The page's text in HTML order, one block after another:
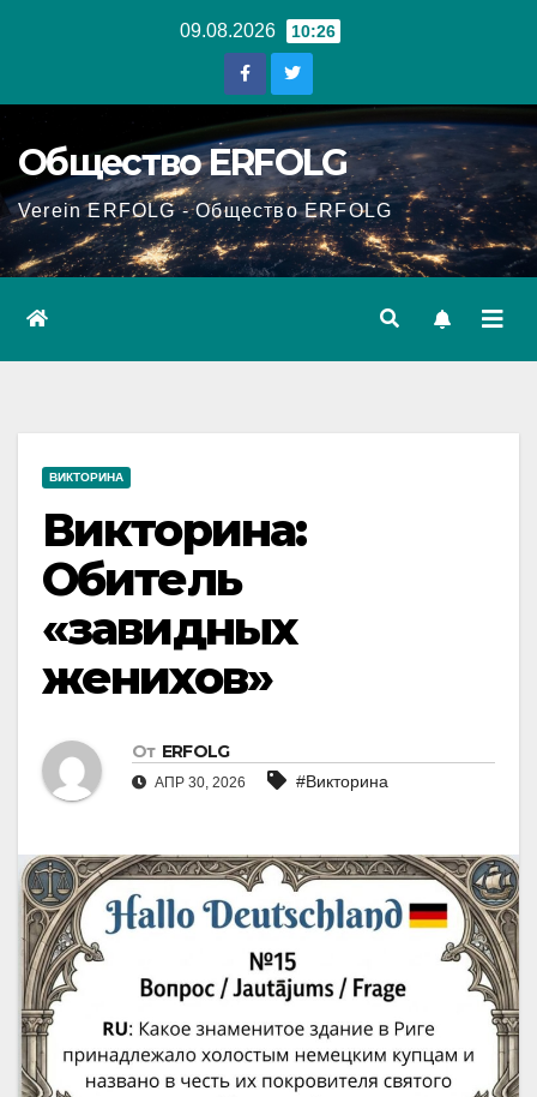
09.08.2026 10:26
Общество ERFOLG
Verein ERFOLG - Общество ERFOLG
ВИКТОРИНА
Викторина:
Обитель
«завидных
женихов»
От ERFOLG
АПР 30, 2026 #Викторина